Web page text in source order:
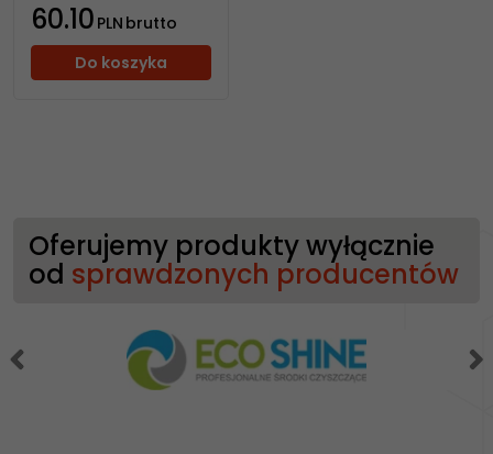
60.10 PLN brutto
Do koszyka
Oferujemy produkty wyłącznie
od sprawdzonych producentów